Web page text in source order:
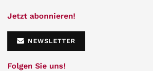
Jetzt abonnieren!
NEWSLETTER
Folgen Sie uns!